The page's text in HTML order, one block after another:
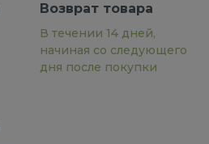
Возврат товара
В течении 14 дней,
начиная со следующего
дня после покупки